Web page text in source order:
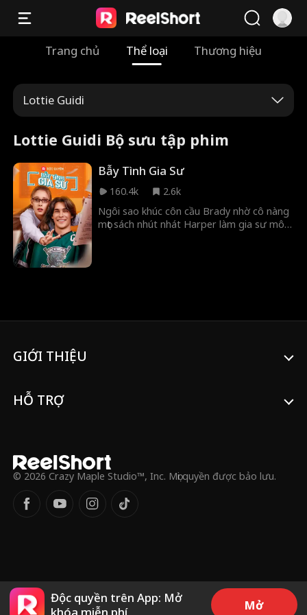
Trang chủ Thể loại Thương hiệu
Lottie Guidi
Lottie Guidi Bộ sưu tập phim
Bẫy Tình Gia Sư
160.4k
2.6k
Ngôi sao khúc côn cầu Brady nhờ cô nàng
mọt sách nhút nhát Harper làm gia sư môn
GIỚI THIỆU
HỖ TRỢ
© 2026 Crazy Maple Studio™, Inc. Mọi quyền được bảo lưu.
Độc quyền trên App: Mở
Mở